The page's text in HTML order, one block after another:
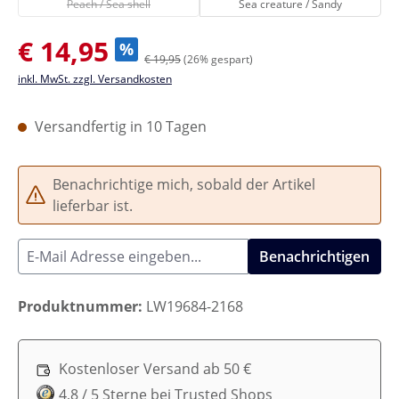
Peach / Sea shell Sea creature / Sandy
Verkaufspreis:
€ 14,95 % € 19,95(26% gespart)
inkl. MwSt. zzgl. Versandkosten
Versandfertig in 10 Tagen
Benachrichtige mich, sobald der Artikel
lieferbar ist.
Benachrichtigen
Produktnummer: LW19684-2168
Kostenloser Versand ab 50 €
4,8 / 5 Sterne bei Trusted Shops